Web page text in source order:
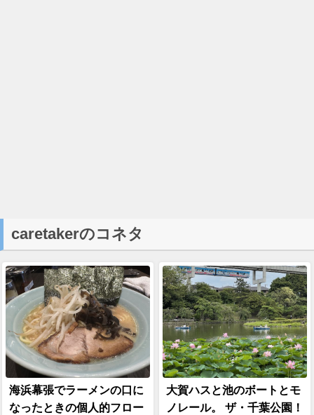
caretakerのコネタ
海浜幕張でラーメンの口に
なったときの個人的フロー
大賀ハスと池のボートとモ
ノレール。 ザ・千葉公園！